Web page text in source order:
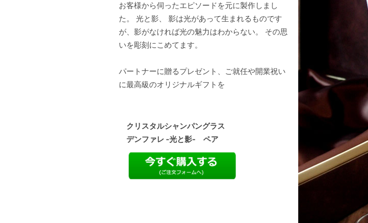
お客様から伺ったエピソードを元に製作しまし
た。 光と影、 影は光があって生まれるものです
が、影がなければ光の魅力はわからない。 その思
いを彫刻にこめてます。
パートナーに贈るプレゼント、ご就任や開業祝い
に最高級のオリジナルギフトを
クリスタルシャンパングラス
デンファレ -光と影- ペア